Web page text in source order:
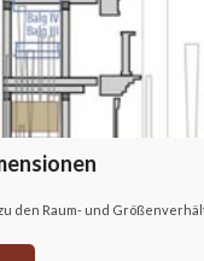
den Raum- und